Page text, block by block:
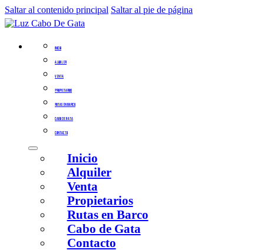
Saltar al contenido principal Saltar al pie de página
INICIO
ALQUILER
VENTA
PROPIETARIOS
RUTAS EN BARCO
CABO DE GATA
CONTACTO
Inicio
Alquiler
Venta
Propietarios
Rutas en Barco
Cabo de Gata
Contacto